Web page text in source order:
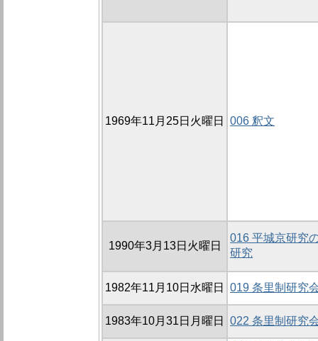
1969年11月25日火曜日 006 釈文
1990年3月13日火曜日
016 平城京研究
研究
1982年11月10日水曜日 019 条里制研究
1983年10月31日月曜日 022 条里制研究